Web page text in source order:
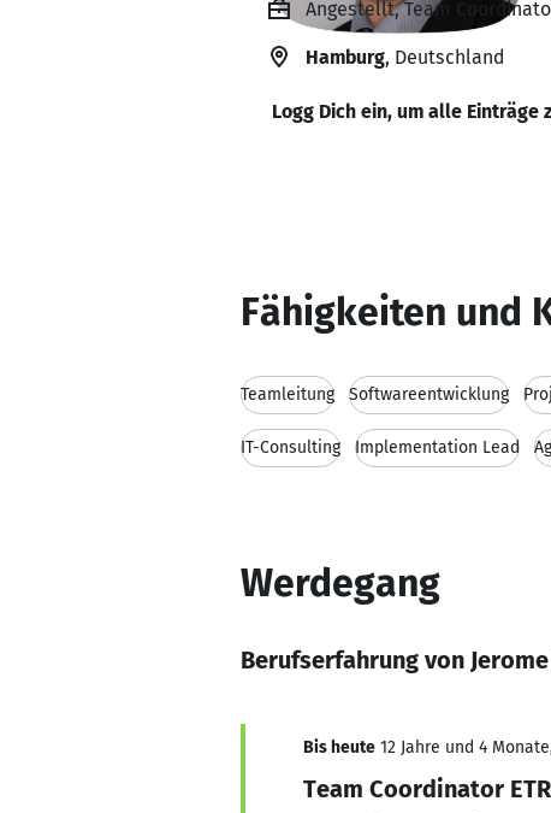
Angestellt, Team
Hamburg, Deutschland
Logg Dich ein, um alle Einträge
Fähigkeiten und
Teamleitung Softwareentwicklung
IT-Consulting Implementation Lead
Werdegang
Berufserfahrung von
Bis heute 12 Jahre und 4
Team Coordinator